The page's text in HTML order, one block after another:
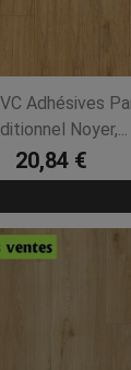
Adhésives
Noyer,...
20,84 €